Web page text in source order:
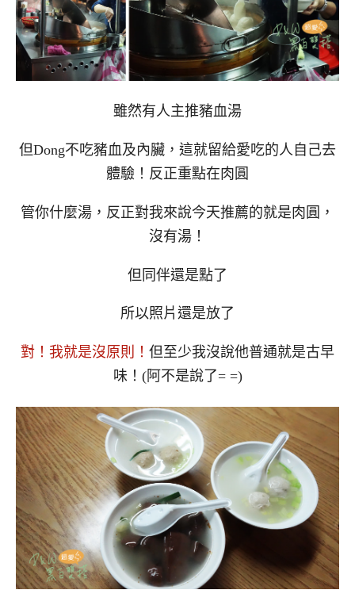
雖然有人主推豬血湯
但Dong不吃豬血及內臟，這就留給愛吃的人自己去
體驗！反正重點在肉圓
管你什麼湯，反正對我來說今天推薦的就是肉圓，
沒有湯！
但同伴還是點了
所以照片還是放了
對！我就是沒原則！ 但至少我沒說他普通就是古早
味！(阿不是說了= =)